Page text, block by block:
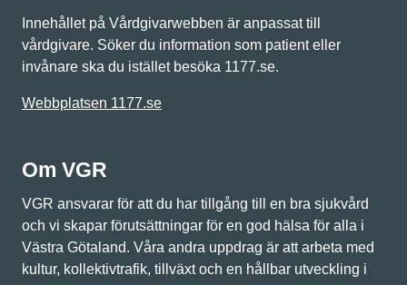
Innehållet på Vårdgivarwebben är anpassat till
vårdgivare. Söker du information som patient eller
invånare ska du istället besöka 1177.se.
Webbplatsen 1177.se
Om VGR
VGR ansvarar för att du har tillgång till en bra sjukvård
och vi skapar förutsättningar för en god hälsa för alla i
Västra Götaland. Våra andra uppdrag är att arbeta med
kultur, kollektivtrafik, tillväxt och en hållbar utveckling i